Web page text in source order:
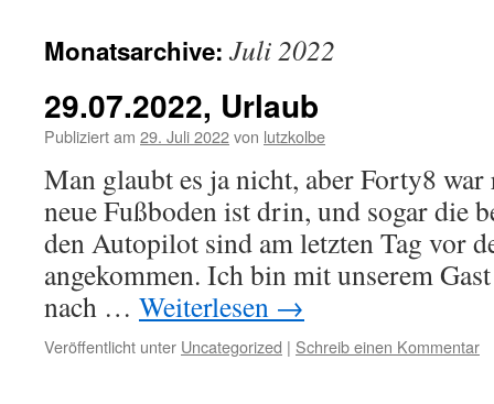
Monatsarchive: Juli 2022
29.07.2022, Urlaub
Publiziert am 29. Juli 2022von lutzkolbe
Man glaubt es ja nicht, aber Forty8
neue Fußboden ist drin, und sogar die
den Autopilot sind am letzten Tag vor
angekommen. Ich bin mit unserem
nach … Weiterlesen →
Veröffentlicht unter Uncategorized | Schreib einen Kommentar